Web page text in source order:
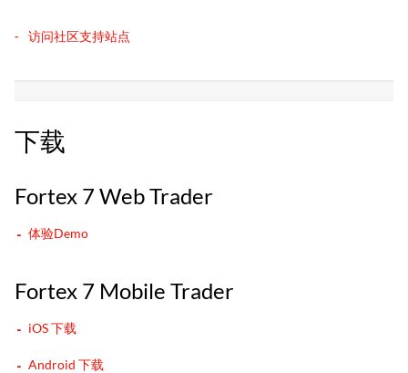
访问社区支持站点
下载
Fortex 7 Web Trader
体验Demo
Fortex 7 Mobile Trader
iOS 下载
Android 下载